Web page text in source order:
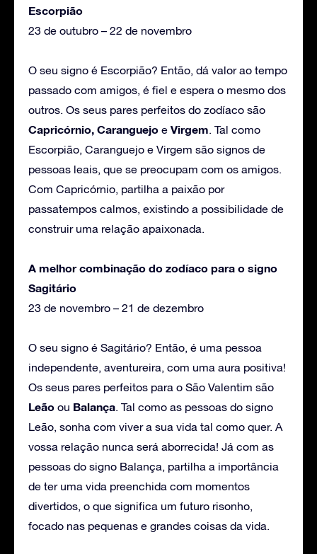
Escorpião
23 de outubro – 22 de novembro
O seu signo é Escorpião? Então, dá valor ao tempo
passado com amigos, é fiel e espera o mesmo dos
outros. Os seus pares perfeitos do zodíaco são
Capricórnio, Caranguejo e Virgem. Tal como
Escorpião, Caranguejo e Virgem são signos de
pessoas leais, que se preocupam com os amigos.
Com Capricórnio, partilha a paixão por
passatempos calmos, existindo a possibilidade de
construir uma relação apaixonada.
A melhor combinação do zodíaco para o signo
Sagitário
23 de novembro – 21 de dezembro
O seu signo é Sagitário? Então, é uma pessoa
independente, aventureira, com uma aura positiva!
Os seus pares perfeitos para o São Valentim são
Leão ou Balança. Tal como as pessoas do signo
Leão, sonha com viver a sua vida tal como quer. A
vossa relação nunca será aborrecida! Já com as
pessoas do signo Balança, partilha a importância
de ter uma vida preenchida com momentos
divertidos, o que significa um futuro risonho,
focado nas pequenas e grandes coisas da vida.